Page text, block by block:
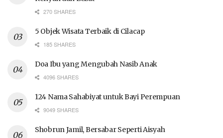
270 SHARES
5 Objek Wisata Terbaik di Cilacap
185 SHARES
Doa Ibu yang Mengubah Nasib Anak
4096 SHARES
124 Nama Sahabiyat untuk Bayi Perempuan
9049 SHARES
Shobrun Jamil, Bersabar Seperti Aisyah